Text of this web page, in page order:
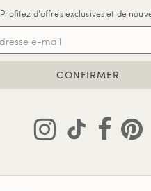
Profitez d'offres exclusives et de
CONFIRMER